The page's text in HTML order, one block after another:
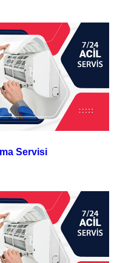
Servisi